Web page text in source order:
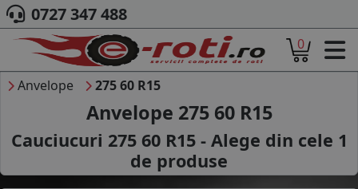
ACASA
DESPRE NOI
ANVELOPE
AUTO
CAMION
MOTO
AGROINDUSTRIALE
0727 347 488
0
Anvelope 275 60 R15
Anvelope 275 60 R15
Cauciucuri 275 60 R15 - Alege din cele 1
de produse